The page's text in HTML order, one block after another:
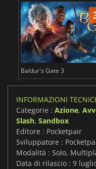
Baldur's Gate 3
INFORMAZIONI
Categorie : Azione,
Slash, Sandbox
Editore : Pocketpair
Sviluppatore :
Modalità : Solo,
Data di rilascio : 9